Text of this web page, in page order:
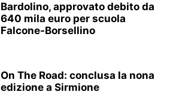
Bardolino, approvato debito da
640 mila euro per scuola
Falcone-Borsellino
On The Road: conclusa la nona
edizione a Sirmione